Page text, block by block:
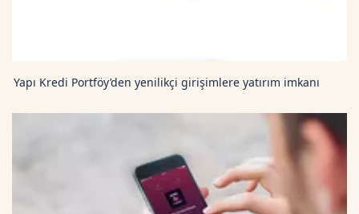
Yapı Kredi Portföy’den yenilikçi girişimlere yatırım imkanı